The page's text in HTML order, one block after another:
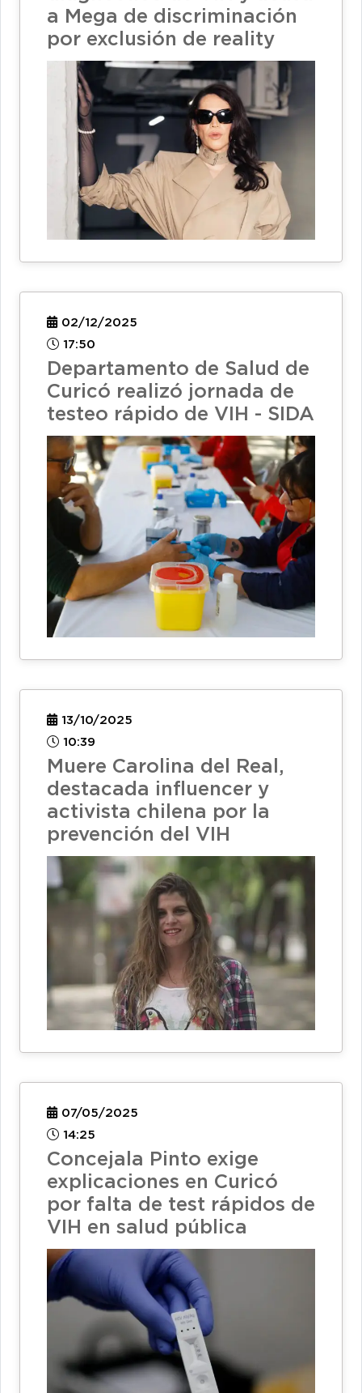
a Mega de discriminación
por exclusión de reality
02/12/2025
17:50
Departamento de Salud de
Curicó realizó jornada de
testeo rápido de VIH - SIDA
13/10/2025
10:39
Muere Carolina del Real,
destacada influencer y
activista chilena por la
prevención del VIH
07/05/2025
14:25
Concejala Pinto exige
explicaciones en Curicó
por falta de test rápidos de
VIH en salud pública